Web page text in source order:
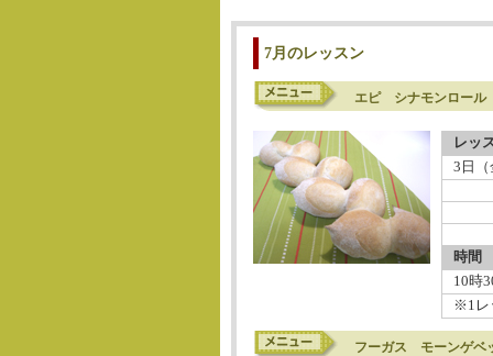
7月のレッスン
エピ シナモンロール
レッ
3日（
時間
10時
※1レ
フーガス モーンゲベ